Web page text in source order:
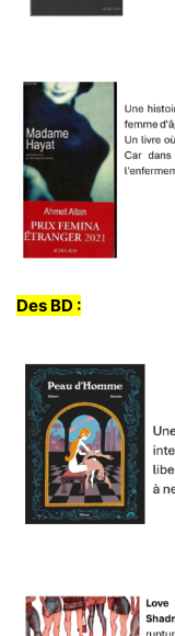
Des BD :